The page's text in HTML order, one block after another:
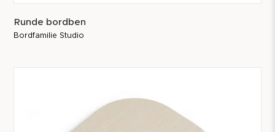
Runde bordben
Bordfamilie Studio